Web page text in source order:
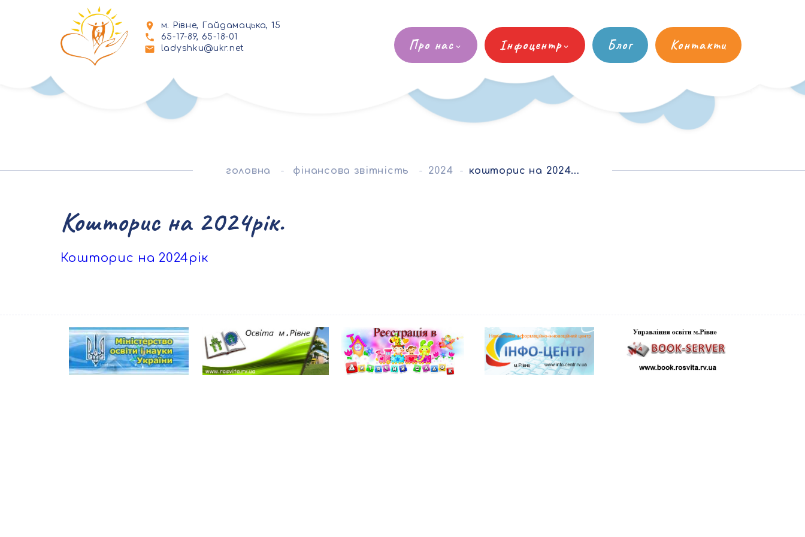
м. Рівне, Гайдамацька, 15
65-17-89, 65-18-01
ladyshku@ukr.net
Про нас Інфоцентр Блог Контакти
головна фінансова звітність 2024 кошторис на 2024рік.
Кошторис на 2024рік.
Кошторис на 2024рік